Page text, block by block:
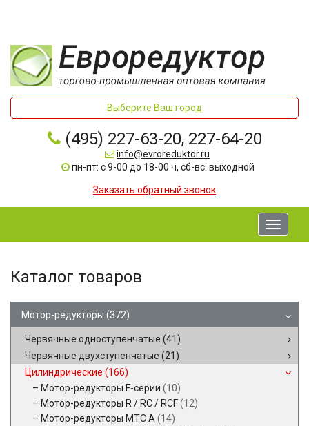
Выберите Ваш город
(495) 227-63-20, 227-64-20
info@evroreduktor.ru
пн-пт: с 9-00 до 18-00 ч, сб-вс: выходной
Заказать обратный звонок
Toggle
Каталог товаров
Мотор-редукторы (372)
Червячные одноступенчатые (41)
Червячные двухступенчатые (21)
Цилиндрические (166)
Мотор-редукторы F-серии (10)
Мотор-редукторы R / RC / RCF(12)
Мотор-редукторы MTC A (14)